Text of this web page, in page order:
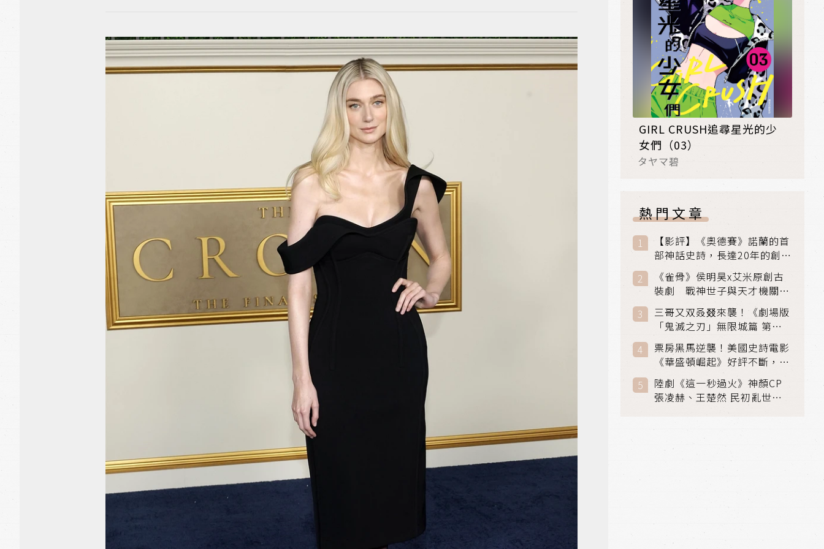
GIRL CRUSH追尋星光的少
女們（03）
タヤマ碧
熱門文章
【影評】《奧德賽》諾蘭的首
部神話史詩，長達20年的創傷
與贖罪之旅
《雀骨》侯明昊x艾米原創古
裝劇 戰神世子與天才機關師
聯手攻克身世之謎
三哥又双叒叕來襲！《劇場版
「鬼滅之刃」無限城篇 第一
章》 七月首登串流平台
票房黑馬逆襲！美國史詩電影
《華盛頓崛起》好評不斷，輾
壓《玩具總動員5》、《超少
女》
陸劇《這一秒過火》神顏CP
張凌赫、王楚然 民初亂世、